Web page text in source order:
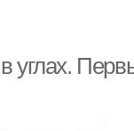
в углах.